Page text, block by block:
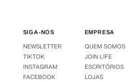
SIGA-NOS
NEWSLETTER
TIKTOK
INSTAGRAM
FACEBOOK
EMPRESA
QUEM SOMOS
JOIN LIFE
ESCRITÓRIOS
LOJAS